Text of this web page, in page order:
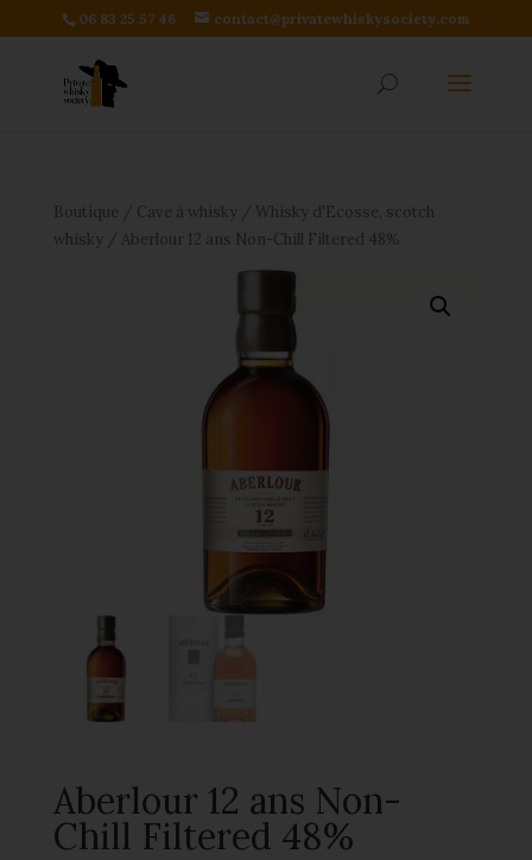
06 83 25 57 46 contact@privatewhiskysociety.com
Boutique / Cave à whisky/ Whisky d'Ecosse, scotch
whisky/ Aberlour 12 ans Non-Chill Filtered 48%
Aberlour 12 ans Non-
Chill Filtered 48%